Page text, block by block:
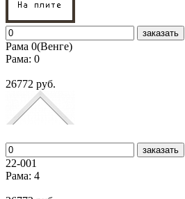
заказать
Рама 0(Венге)
Рама: 0
26772 руб.
заказать
22-001
Рама: 4